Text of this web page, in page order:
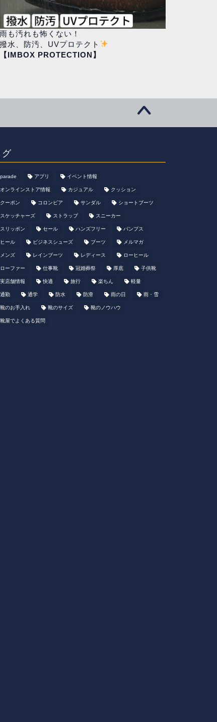
雨も汚れも怖くない！
撥水、防汚、UVプロテクト
【IMBOX PROTECTION】
グ
parade アプリ イベント情報
オンラインストア情報 カジュアル クッション
クーポン コロンビア サンダル ショートブーツ
スケッチャーズ ストラップ スニーカー
スリッポン セール ハンズフリー パンプス
ヒール ビジネスシューズ ブーツ メルマガ
メンズ レインブーツ レディース ローヒール
ローファー 仕事靴 冠婚葬祭 厚底 子供靴
実店舗情報 快適 旅行 楽ちん 軽量
通勤 通学 防水 防滑 雨の日 雨・雪
靴のお手入れ 靴のサイズ 靴のノウハウ
靴屋でよくある質問